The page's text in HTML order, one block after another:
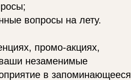
вопросы на лету.
промо-акциях,
незаменимые
в запоминающееся